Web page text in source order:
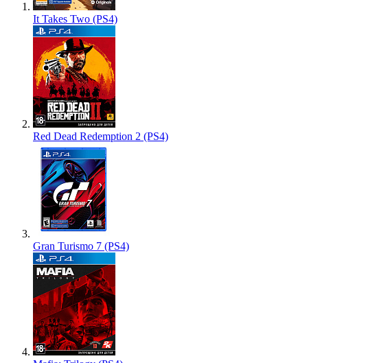
It Takes Two (PS4)
Red Dead Redemption 2 (PS4)
Gran Turismo 7 (PS4)